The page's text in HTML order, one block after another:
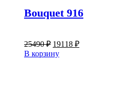
Bouquet 916
25490₽ Первоначальная
цена
составляла
19118 ₽Текущая
В корзину